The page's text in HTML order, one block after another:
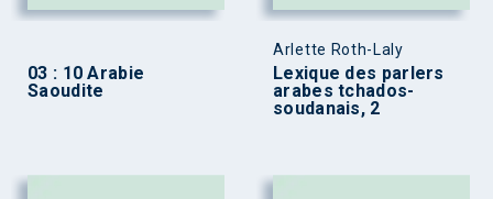
03 : 10 Arabie
Saoudite
Arlette Roth-Laly
Lexique des parlers
arabes tchados-
soudanais, 2